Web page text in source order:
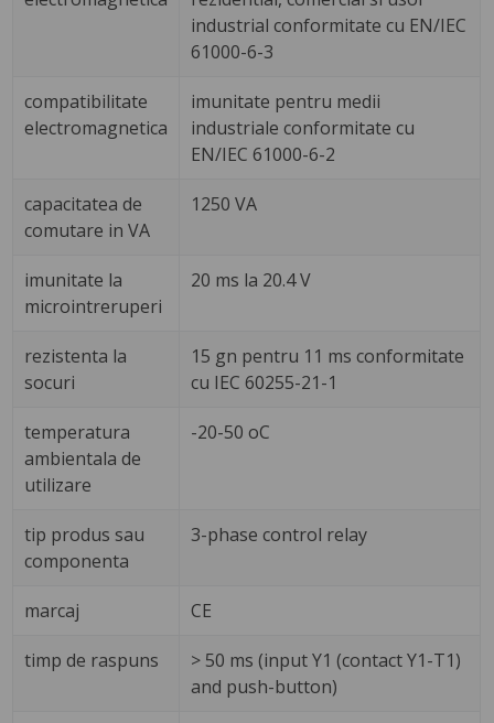
industrial conformitate cu EN/IEC
61000-6-3
compatibilitate
electromagnetica
imunitate pentru medii
industriale conformitate cu
EN/IEC 61000-6-2
capacitatea de
comutare in VA
1250 VA
imunitate la
microintreruperi
20 ms la 20.4 V
rezistenta la
socuri
15 gn pentru 11 ms conformitate
cu IEC 60255-21-1
temperatura
ambientala de
utilizare
-20-50 oC
tip produs sau
componenta
3-phase control relay
marcaj CE
timp de raspuns
> 50 ms (input Y1 (contact Y1-T1)
and push-button)